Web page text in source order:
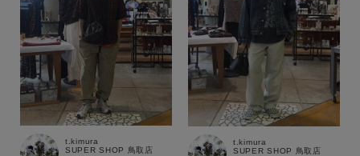
価格
商品タイプ
通常商品 予約商品
t.kimura
SUPER SHOP 鳥取店
t.kimura
SUPER SHOP 鳥取店